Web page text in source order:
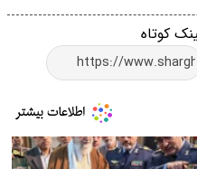
کوتاه